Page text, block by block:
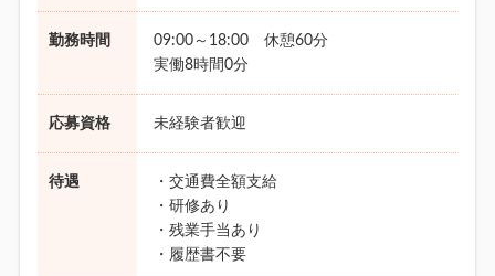
勤務時間
09:00～18:00 休憩60分
実働8時間0分
応募資格 未経験者歓迎
待遇
・交通費全額支給
・研修あり
・残業手当あり
・履歴書不要